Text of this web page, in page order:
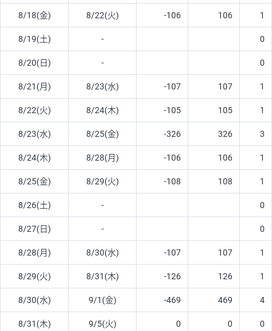
8/18(金) 8/22(火) -106 106 1
8/19(土) - 0
8/20(日) - 0
8/21(月) 8/23(水) -107 107 1
8/22(火) 8/24(木) -105 105 1
8/23(水) 8/25(金) -326 326 3
8/24(木) 8/28(月) -106 106 1
8/25(金) 8/29(火) -108 108 1
8/26(土) - 0
8/27(日) - 0
8/28(月) 8/30(水) -107 107 1
8/29(火) 8/31(木) -126 126 1
8/30(水) 9/1(金) -469 469 4
8/31(木) 9/5(火) 0 0 0